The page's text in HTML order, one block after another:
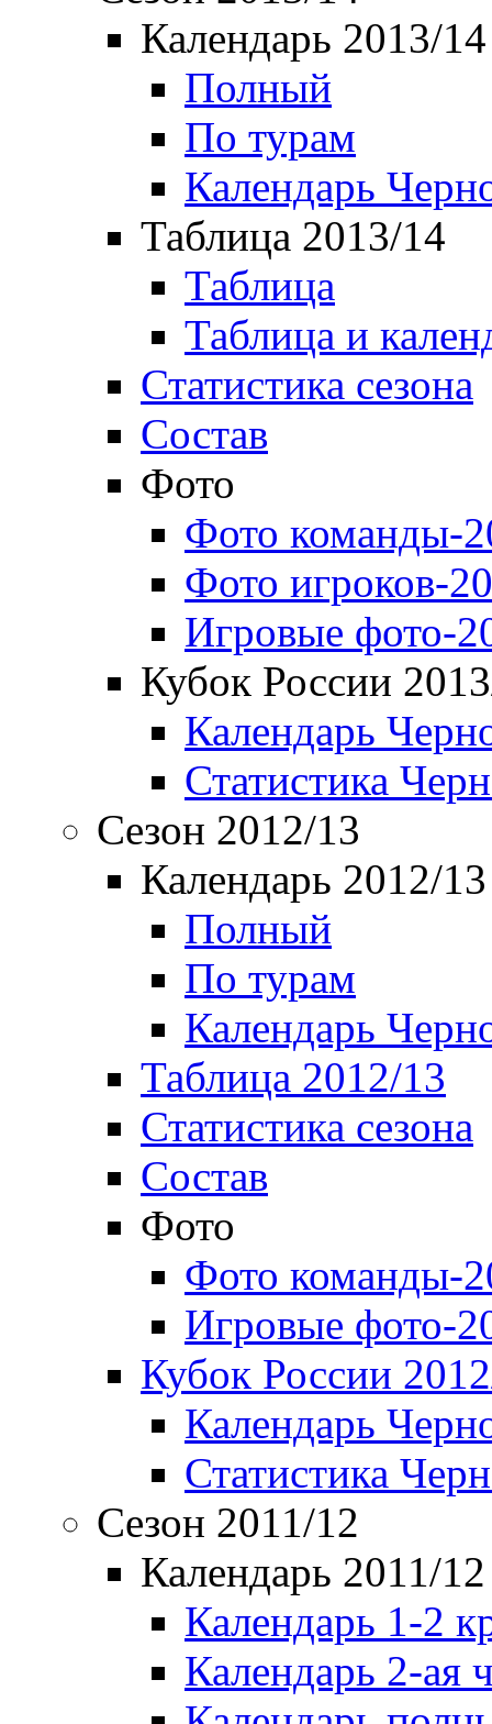
Календарь 2013/14
Полный
По турам
Календарь
Таблица 2013/14
Таблица
Таблица и
Статистика сезона
Состав
Фото
Фото команды-
Фото игроков-
Игровые фото-
Кубок России
Календарь
Статистика
Сезон 2012/13
Календарь 2012/13
Полный
По турам
Календарь
Таблица 2012/13
Статистика сезона
Состав
Фото
Фото команды-
Игровые фото-
Кубок России
Календарь
Статистика
Сезон 2011/12
Календарь 2011/12
Календарь 1-2
Календарь 2-ая